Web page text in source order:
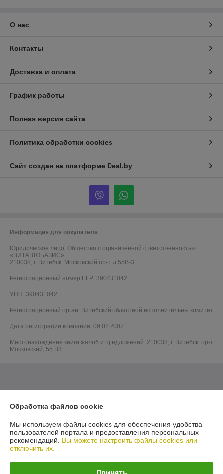
О нас
Контакты
Доставка и оплата
График работы
Полная версия сайта
Политика обработки cookies
Сайт создан на платформе Deal.by
Информация для покупателя
Юридическое лицо: Общество с ограниченной ответственностью
«ВИТАВТОБАЗИС»
210038, г. Витебск, Московский пр-т, д.55В-3
Регистрационный номер ЕГР: 390431042
УНП: 390431042
Регистрационный орган: Витебский областной исполнительны комитет
Дата регистрации компании: 09.02.2007
Местонахождение книги жалоб и предложений: 210038, г. Витебск, пр-т
Московский, 55 B3
Обработка файлов cookie
Мы используем файлы cookies для обеспечения удобства
пользователей портала и предоставления персональных
рекомендаций. Вы можете настроить файлы cookies или
отключить их.
Принять